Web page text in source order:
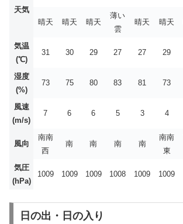
天気
晴天
晴天 晴天
薄い
雲
晴天 晴天
気温
(℃)
31 30 29 27 27 29
湿度
(%)
73 75 80 83 81 73
風速
(m/s)
7 6 6 5 3 4
風向
南南
西
南 南 南 南
南南
東
気圧
(hPa)
1009 1009 1009 1008 1009 1009
日の出・日の入り